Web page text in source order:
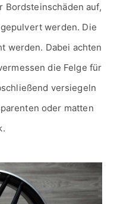
Bordsteinschäden auf,
werden. Die
werden. Dabei achten
die Felge für
versiegeln
oder matten